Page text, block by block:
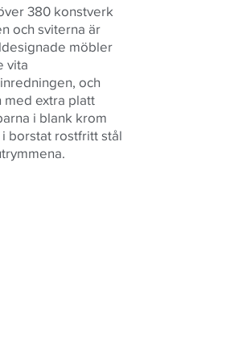
380 konstverk
och sviterna är
möbler
vita
och
extra platt
i blank krom
borstat rostfritt stål